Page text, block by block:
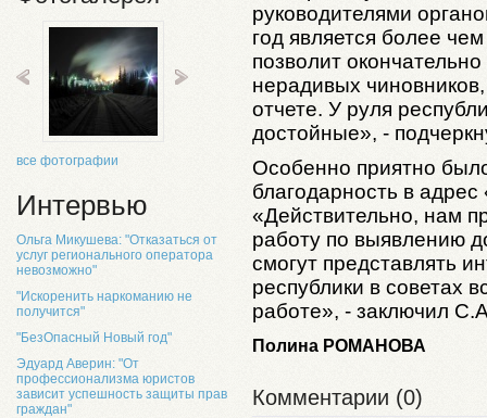
все фотографии
Интервью
Ольга Микушева: "Отказаться от
услуг регионального оператора
невозможно"
"Искоренить наркоманию не
получится"
"БезОпасный Новый год"
Эдуард Аверин: "От
профессионализма юристов
зависит успешность защиты прав
граждан"
руководителями
год является более
позволит
нерадивых
отчете. У руля
достойные», -
Особенно приятно
благодарность в
«Действительно, нам
работу по выявлению
смогут представлять
республики в советах
работе», - заключил
Полина РОМАНОВА
Комментарии (0)